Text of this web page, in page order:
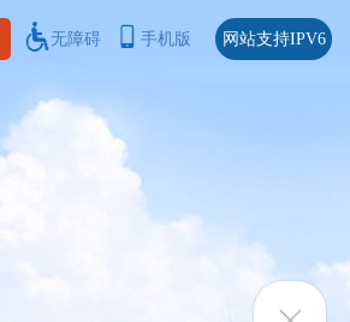
无障碍 手机版 网站支持IPV6